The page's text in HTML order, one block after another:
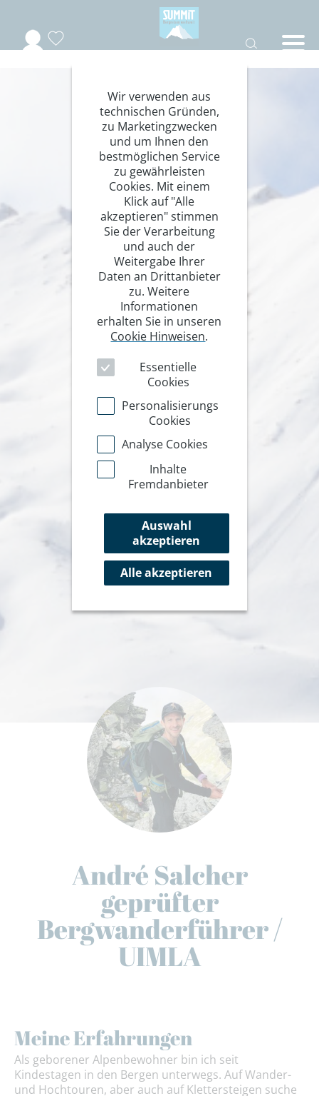
André Salcher
geprüfter
Bergwanderführer /
UIMLA
Meine Erfahrungen
Als geborener Alpenbewohner bin ich seit
Kindestagen in den Bergen unterwegs. Auf Wander-
und Hochtouren, aber auch auf Klettersteigen suche
Wir verwenden aus
technischen Gründen,
zu Marketingzwecken
und um Ihnen den
bestmöglichen Service
zu gewährleisten
Cookies. Mit einem
Klick auf "Alle
akzeptieren" stimmen
Sie der Verarbeitung
und auch der
Weitergabe Ihrer
Daten an Drittanbieter
zu. Weitere
Informationen
erhalten Sie in unseren
Cookie Hinweisen.
Essentielle
Cookies
Personalisierungs
Cookies
Analyse Cookies
Inhalte
Fremdanbieter
Auswahl
akzeptieren
Alle akzeptieren